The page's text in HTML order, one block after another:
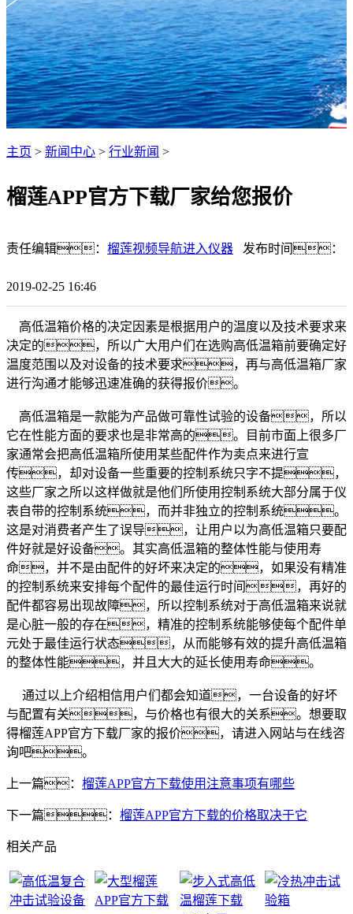
主页 > 新闻中心 > 行业新闻 >
榴莲APP官方下载厂家给您报价
责任编辑： 榴莲视频导航进入仪器 发布时间：
2019-02-25 16:46
高低温箱价格的决定因素是根据用户的温度以及技术要求来
决定的，所以广大用户们在选购高低温箱前要确定好
温度范围以及对设备的技术要求，再与高低温箱厂家
进行沟通才能够迅速准确的获得报价。
高低温箱是一款能为产品做可靠性试验的设备，所以
它在性能方面的要求也是非常高的。目前市面上很多厂
家通常会把高低温箱所使用某些配件作为卖点来进行宣
传，却对设备一些重要的控制系统只字不提，
这些厂家之所以这样做就是他们所使用控制系统大部分属于仪
表自带的控制系统，而并非独立的控制系统。
这是对消费者产生了误导，让用户以为高低温箱只要配
件好就是好设备。其实高低温箱的整体性能与使用寿
命，并不是由配件的好坏来决定的，如果没有精准
的控制系统来安排每个配件的最佳运行时间，再好的
配件都容易出现故障，所以控制系统对于高低温箱来说就
是心脏一般的存在，精准的控制系统能够使每个配件单
元处于最佳运行状态，从而能够有效的提升高低温箱
的整体性能，并且大大的延长使用寿命。
通过以上介绍相信用户们都会知道，一台设备的好坏
与配置有关，与价格也有很大的关系。想要取
得榴莲APP官方下载厂家的报价，请进入网站与在线咨
询吧。
上一篇： 榴莲APP官方下载使用注意事项有哪些
下一篇： 榴莲APP官方下载的价格取决于它
相关产品